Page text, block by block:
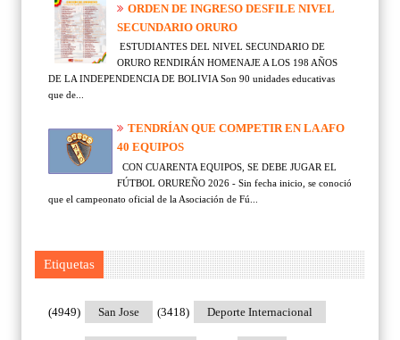
ORDEN DE INGRESO DESFILE NIVEL
SECUNDARIO ORURO
ESTUDIANTES DEL NIVEL SECUNDARIO DE
ORURO RENDIRÁN HOMENAJE A LOS 198 AÑOS
DE LA INDEPENDENCIA DE BOLIVIA Son 90 unidades educativas
que de...
TENDRÍAN QUE COMPETIR EN LA AFO
40 EQUIPOS
CON CUARENTA EQUIPOS, SE DEBE JUGAR EL
FÚTBOL ORUREÑO 2026 - Sin fecha inicio, se conoció
que el campeonato oficial de la Asociación de Fú...
Etiquetas
San Jose
(4949) Deporte Internacional
(3418)